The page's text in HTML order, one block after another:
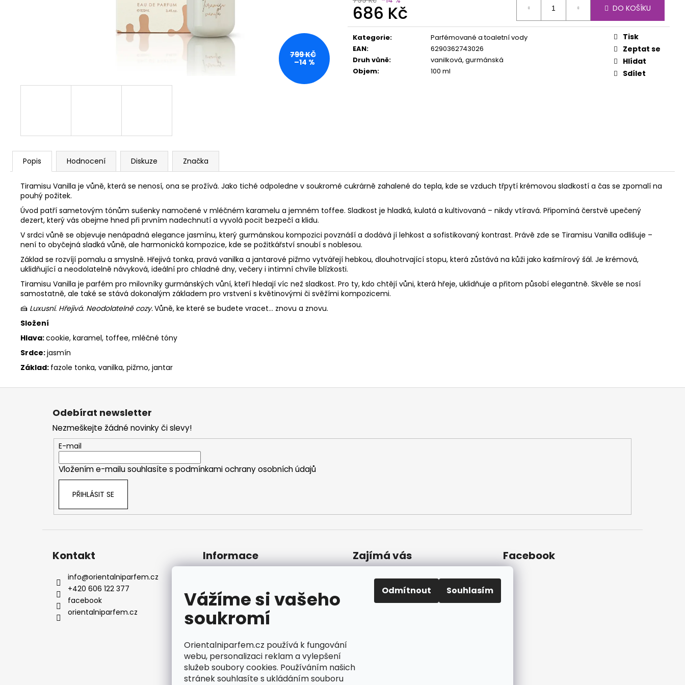
Vážíme si vašeho
soukromí
Orientalniparfem.cz používá k fungování
webu, personalizaci reklam a vylepšení
služeb soubory cookies. Používáním našich
stránek souhlasíte s ukládáním souboru
Odmítnout Souhlasím
686 Kč
Měrná
cena:
DO KOŠÍKU
Kategorie:
Parfémované a toaletní vody
EAN:
6290362743026
Druh vůně:
vanilková, gurmánská
Objem: 100 ml
Tisk
Zeptat se
Hlídat
Sdílet
799 KČ
–14 %
Popis Hodnocení Diskuze Značka
Tiramisu Vanilla je vůně, která se nenosí, ona se prožívá. Jako tiché odpoledne v soukromé cukrárně zahalené do tepla, kde se vzduch třpytí krémovou sladkostí a čas se zpomalí na
pouhý požitek.
Úvod patří sametovým tónům sušenky namočené v mléčném karamelu a jemném toffee. Sladkost je hladká, kulatá a kultivovaná – nikdy vtíravá. Připomíná čerstvě upečený
dezert, který vás obejme hned při prvním nadechnutí a vyvolá pocit bezpečí a klidu.
V srdci vůně se objevuje nenápadná elegance jasmínu, který gurmánskou kompozici povznáší a dodává jí lehkost a sofistikovaný kontrast. Právě zde se Tiramisu Vanilla odlišuje –
není to obyčejná sladká vůně, ale harmonická kompozice, kde se požitkářství snoubí s noblesou.
Základ se rozvíjí pomalu a smyslně. Hřejivá tonka, pravá vanilka a jantarové pižmo vytvářejí hebkou, dlouhotrvající stopu, která zůstává na kůži jako kašmírový šál. Je krémová,
uklidňující a neodolatelně návyková, ideální pro chladné dny, večery i intimní chvíle blízkosti.
Tiramisu Vanilla je parfém pro milovníky gurmánských vůní, kteří hledají víc než sladkost. Pro ty, kdo chtějí vůni, která hřeje, uklidňuje a přitom působí elegantně. Skvěle se nosí
samostatně, ale také se stává dokonalým základem pro vrstvení s květinovými či svěžími kompozicemi.
🍰 Luxusní. Hřejivá. Neodolatelně cozy.Vůně, ke které se budete vracet... znovu a znovu.
Složení
Hlava:cookie, karamel, toffee, mléčné tóny
Srdce:jasmín
Základ: fazole tonka, vanilka, pižmo, jantar
Z
Odebírat newsletter
Nezmeškejte žádné novinky či slevy!
E-mail
Vložením e-mailu souhlasíte s podmínkami ochrany osobních údajů
PŘIHLÁSIT SE
Kontakt
info@orientalniparfem.cz
+420 606 122 377
facebook
orientalniparfem.cz
Informace
Naše prodejna
Doprava a platba
Reklamace a vrácení
Obchodní podmínky
údajů
Zajímá vás
Časté dotazy
Dárky a výhody
Jak uplatnit slevový
Parfémový slovníček
Facebook